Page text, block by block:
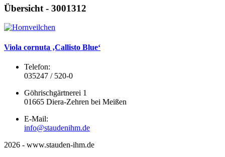
Übersicht - 3001312
Viola cornuta ‚Callisto Blue‘
Telefon:
035247 / 520-0
Göhrischgärtnerei 1
01665 Diera-Zehren bei Meißen
E-Mail:
info@staudenihm.de
2026 - www.stauden-ihm.de